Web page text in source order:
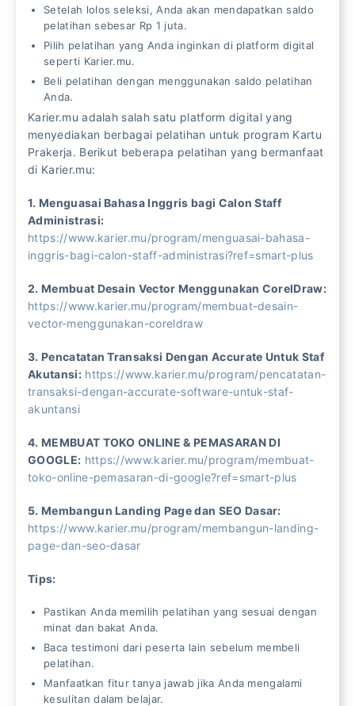
Setelah lolos seleksi, Anda akan mendapatkan saldo
pelatihan sebesar Rp 1 juta.
Pilih pelatihan yang Anda inginkan di platform digital
seperti Karier.mu.
Beli pelatihan dengan menggunakan saldo pelatihan
Anda.
Karier.mu adalah salah satu platform digital yang
menyediakan berbagai pelatihan untuk program Kartu
Prakerja. Berikut beberapa pelatihan yang bermanfaat
di Karier.mu:
1. Menguasai Bahasa Inggris bagi Calon Staff
Administrasi:
https://www.karier.mu/program/menguasai-bahasa-
inggris-bagi-calon-staff-administrasi?ref=smart-plus
2. Membuat Desain Vector Menggunakan CorelDraw:
https://www.karier.mu/program/membuat-desain-
vector-menggunakan-coreldraw
3. Pencatatan Transaksi Dengan Accurate Untuk Staf
Akutansi: https://www.karier.mu/program/pencatatan-
transaksi-dengan-accurate-software-untuk-staf-
akuntansi
4. MEMBUAT TOKO ONLINE & PEMASARAN DI
GOOGLE: https://www.karier.mu/program/membuat-
toko-online-pemasaran-di-google?ref=smart-plus
5. Membangun Landing Page dan SEO Dasar:
https://www.karier.mu/program/membangun-landing-
page-dan-seo-dasar
Tips:
Pastikan Anda memilih pelatihan yang sesuai dengan
minat dan bakat Anda.
Baca testimoni dari peserta lain sebelum membeli
pelatihan.
Manfaatkan fitur tanya jawab jika Anda mengalami
kesulitan dalam belajar.